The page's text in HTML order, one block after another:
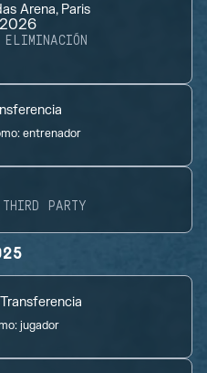
Arena, Paris
ELIMINACIÓN
entrenador
THIRD PARTY
Transferencia
jugador